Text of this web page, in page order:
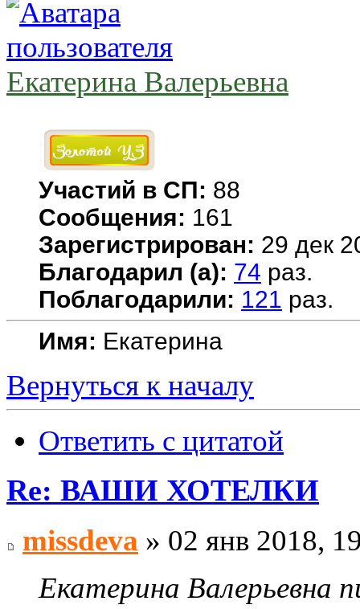
Екатерина Валерьевна
Участий в СП: 88
Сообщения: 161
Зарегистрирован: 29 дек
Благодарил (а): 74 раз.
Поблагодарили: 121 раз.
Имя: Екатерина
Вернуться к началу
Ответить с цитатой
Re: ВАШИ ХОТЕЛКИ
missdeva » 02 янв 2018,
Екатерина Валерьевна